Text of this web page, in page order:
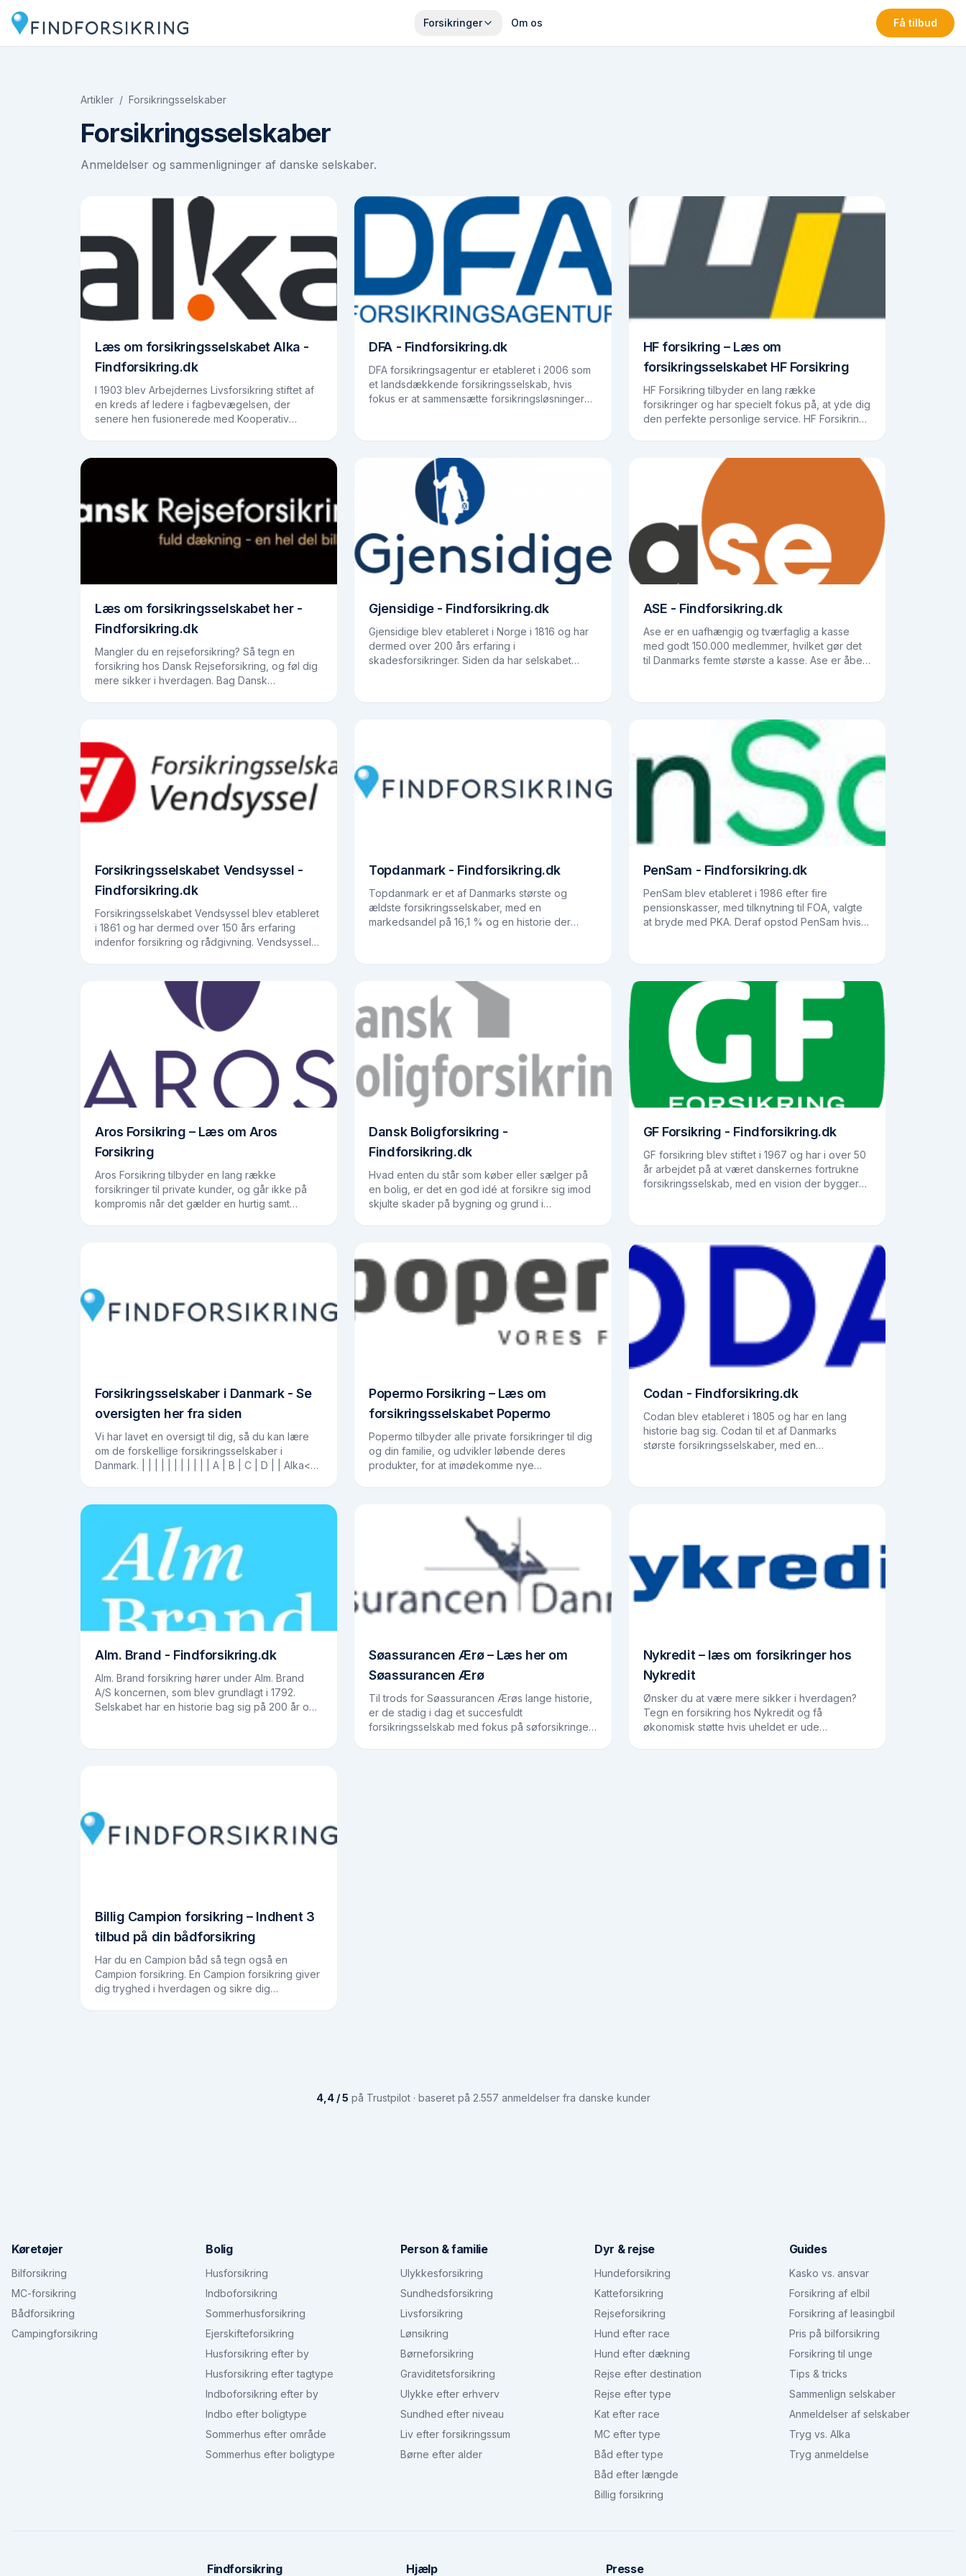
Forsikringer Om os Få tilbud
Artikler / Forsikringsselskaber
Forsikringsselskaber
Anmeldelser og sammenligninger af danske selskaber.
Læs om forsikringsselskabet Alka -
Findforsikring.dk
I 1903 blev Arbejdernes Livsforsikring stiftet af
en kreds af ledere i fagbevægelsen, der
senere hen fusionerede med Kooperativ
DFA - Findforsikring.dk
DFA forsikringsagentur er etableret i 2006 som
et landsdækkende forsikringsselskab, hvis
fokus er at sammensætte forsikringsløsninger
HF forsikring – Læs om
forsikringsselskabet HF Forsikring
HF Forsikring tilbyder en lang række
forsikringer og har specielt fokus på, at yde dig
den perfekte personlige service. HF Forsikrings
Læs om forsikringsselskabet her -
Findforsikring.dk
Mangler du en rejseforsikring? Så tegn en
forsikring hos Dansk Rejseforsikring, og føl dig
mere sikker i hverdagen. Bag Dansk
Gjensidige - Findforsikring.dk
Gjensidige blev etableret i Norge i 1816 og har
dermed over 200 års erfaring i
skadesforsikringer. Siden da har selskabet
ASE - Findforsikring.dk
Ase er en uafhængig og tværfaglig a kasse
med godt 150.000 medlemmer, hvilket gør det
til Danmarks femte største a kasse. Ase er åben
Forsikringsselskabet Vendsyssel -
Findforsikring.dk
Forsikringsselskabet Vendsyssel blev etableret
i 1861 og har dermed over 150 års erfaring
indenfor forsikring og rådgivning. Vendsyssel
Topdanmark - Findforsikring.dk
Topdanmark er et af Danmarks største og
ældste forsikringsselskaber, med en
markedsandel på 16,1 % og en historie der
PenSam - Findforsikring.dk
PenSam blev etableret i 1986 efter fire
pensionskasser, med tilknytning til FOA, valgte
at bryde med PKA. Deraf opstod PenSam hvis
Aros Forsikring – Læs om Aros
Forsikring
Aros Forsikring tilbyder en lang række
forsikringer til private kunder, og går ikke på
kompromis når det gælder en hurtig samt
Dansk Boligforsikring -
Findforsikring.dk
Hvad enten du står som køber eller sælger på
en bolig, er det en god idé at forsikre sig imod
skjulte skader på bygning og grund i
GF Forsikring - Findforsikring.dk
GF forsikring blev stiftet i 1967 og har i over 50
år arbejdet på at været danskernes fortrukne
forsikringsselskab, med en vision der bygger
Forsikringsselskaber i Danmark - Se
oversigten her fra siden
Vi har lavet en oversigt til dig, så du kan lære
om de forskellige forsikringsselskaber i
Danmark. | | | | | | | | | | | A | B | C | D | | Alka<br
Popermo Forsikring – Læs om
forsikringsselskabet Popermo
Popermo tilbyder alle private forsikringer til dig
og din familie, og udvikler løbende deres
produkter, for at imødekomme nye
Codan - Findforsikring.dk
Codan blev etableret i 1805 og har en lang
historie bag sig. Codan til et af Danmarks
største forsikringsselskaber, med en
Alm. Brand - Findforsikring.dk
Alm. Brand forsikring hører under Alm. Brand
A/S koncernen, som blev grundlagt i 1792.
Selskabet har en historie bag sig på 200 år og
Søassurancen Ærø – Læs her om
Søassurancen Ærø
Til trods for Søassurancen Ærøs lange historie,
er de stadig i dag et succesfuldt
forsikringsselskab med fokus på søforsikringer
Nykredit – læs om forsikringer hos
Nykredit
Ønsker du at være mere sikker i hverdagen?
Tegn en forsikring hos Nykredit og få
økonomisk støtte hvis uheldet er ude
Billig Campion forsikring – Indhent 3
tilbud på din bådforsikring
Har du en Campion båd så tegn også en
Campion forsikring. En Campion forsikring giver
dig tryghed i hverdagen og sikre dig
4,4 / 5 på Trustpilot · baseret på 2.557 anmeldelser fra danske kunder
Køretøjer
Bilforsikring
MC-forsikring
Bådforsikring
Campingforsikring
Bolig
Husforsikring
Indboforsikring
Sommerhusforsikring
Ejerskifteforsikring
Husforsikring efter by
Husforsikring efter tagtype
Indboforsikring efter by
Indbo efter boligtype
Sommerhus efter område
Sommerhus efter boligtype
Person & familie
Ulykkesforsikring
Sundhedsforsikring
Livsforsikring
Lønsikring
Børneforsikring
Graviditetsforsikring
Ulykke efter erhverv
Sundhed efter niveau
Liv efter forsikringssum
Børne efter alder
Dyr & rejse
Hundeforsikring
Katteforsikring
Rejseforsikring
Hund efter race
Hund efter dækning
Rejse efter destination
Rejse efter type
Kat efter race
MC efter type
Båd efter type
Båd efter længde
Billig forsikring
Guides
Kasko vs. ansvar
Forsikring af elbil
Forsikring af leasingbil
Pris på bilforsikring
Forsikring til unge
Tips & tricks
Sammenlign selskaber
Anmeldelser af selskaber
Tryg vs. Alka
Tryg anmeldelse
Findforsikring Hjælp Presse